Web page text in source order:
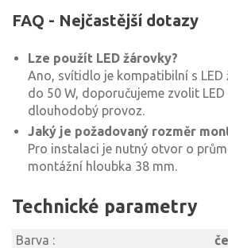
FAQ - Nejčastější dotazy
Lze použít LED žárovky?
Ano, svítidlo je kompatibilní s LED
do 50 W, doporučujeme zvolit
dlouhodobý provoz.
Jaký je požadovaný rozměr
Pro instalaci je nutný otvor o
montážní hloubka 38 mm.
Technické parametry
Barva :